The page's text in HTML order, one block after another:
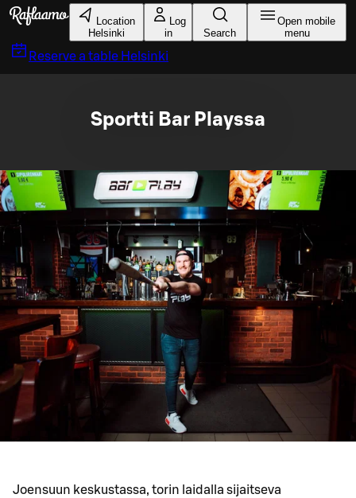
Skip to main content
Location
Helsinki
Log
in
Search
Open mobile
menu
Reserve a table Helsinki
Sportti Bar Playssa
Joensuun keskustassa, torin laidalla sijaitseva